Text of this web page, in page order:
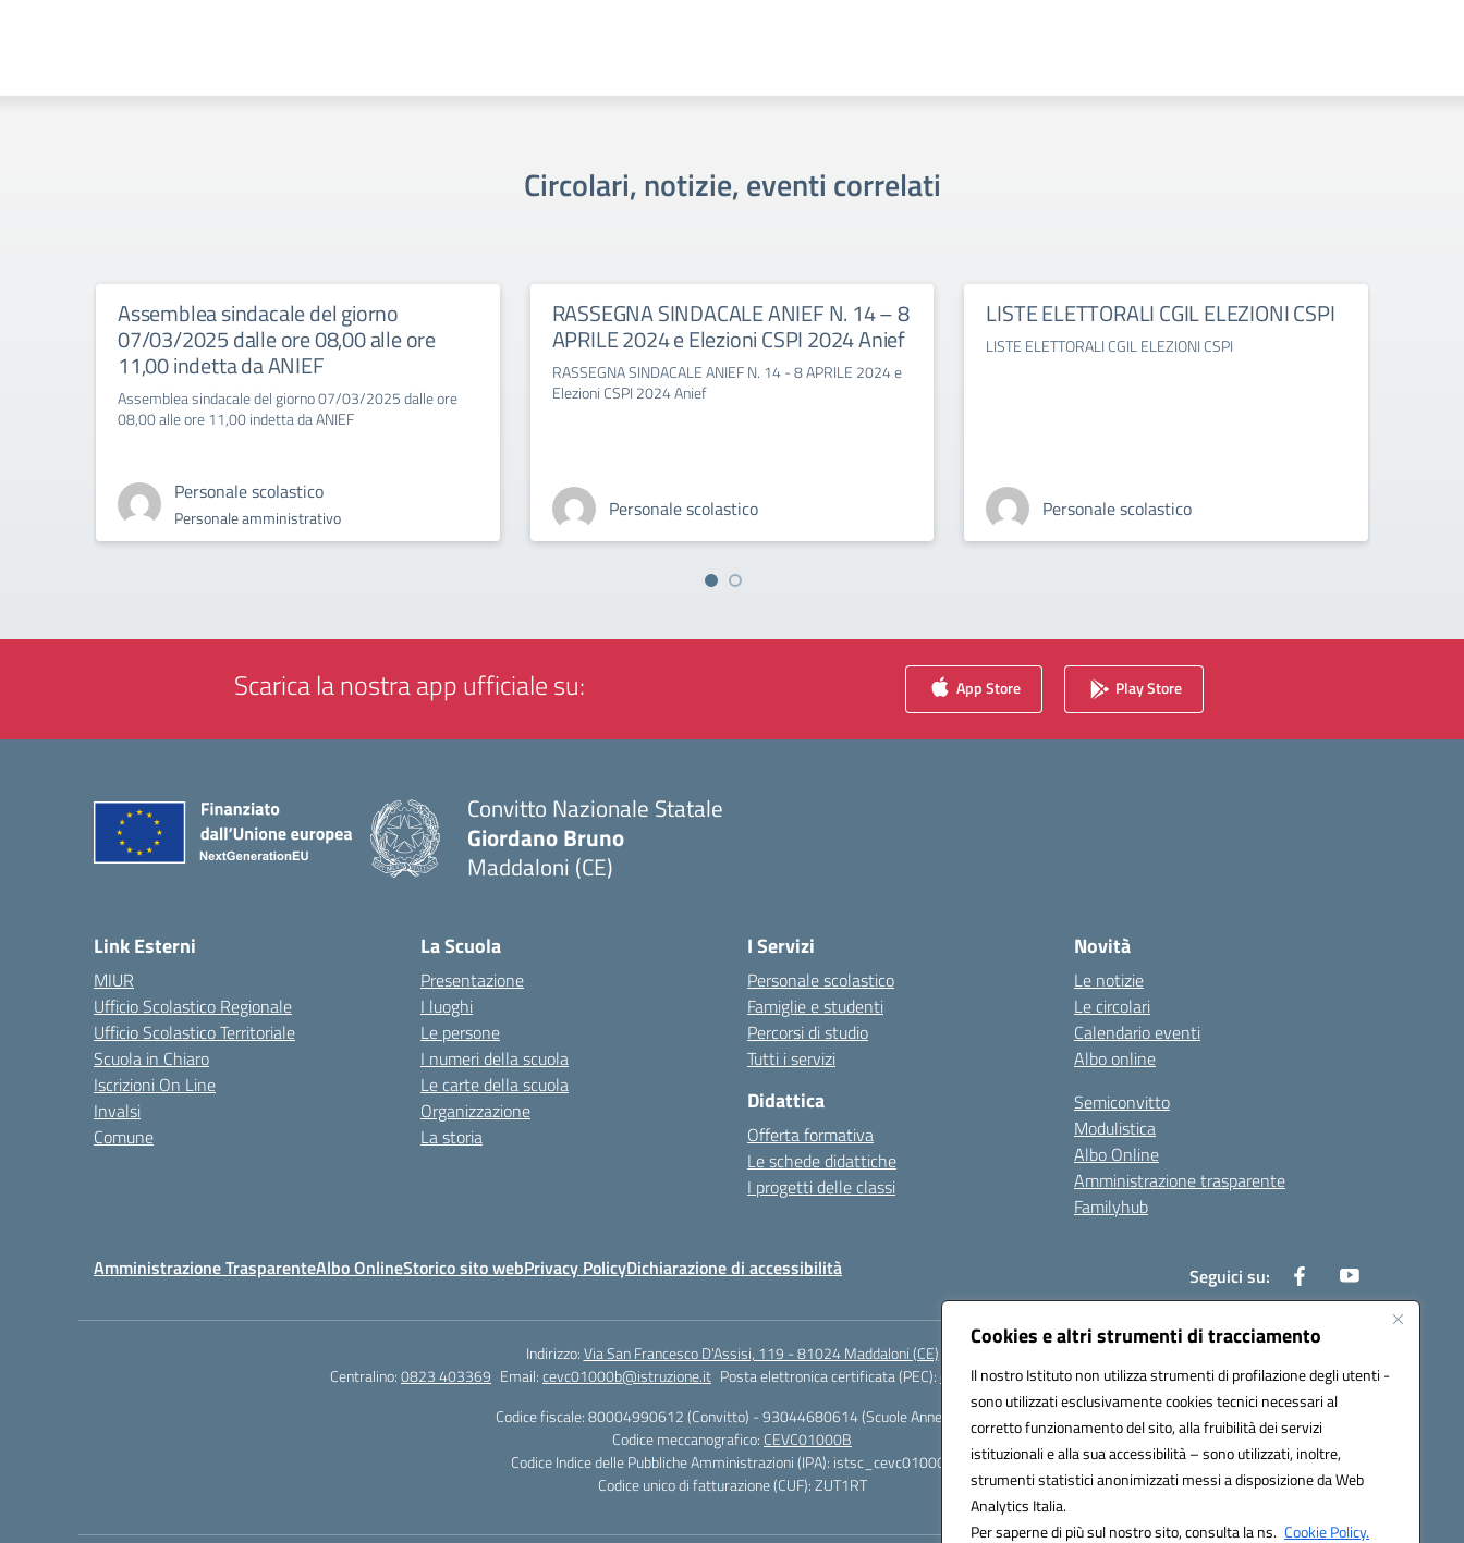
Cookies e altri strumenti di tracciamento
Il nostro Istituto non utilizza strumenti di profilazione degli utenti -
sono utilizzati esclusivamente cookies tecnici necessari al
corretto funzionamento del sito, alla fruibilità dei servizi
istituzionali e alla sua accessibilità – sono utilizzati, inoltre,
strumenti statistici anonimizzati messi a disposizione da Web
Analytics Italia.
Per saperne di più sul nostro sito, consulta la ns. Cookie Policy.
Circolari, notizie, eventi correlati
Assemblea sindacale del giorno
07/03/2025 dalle ore 08,00 alle ore
11,00 indetta da ANIEF
Assemblea sindacale del giorno 07/03/2025 dalle ore
08,00 alle ore 11,00 indetta da ANIEF
Personale scolastico
Personale amministrativo
RASSEGNA SINDACALE ANIEF N. 14 – 8
APRILE 2024 e Elezioni CSPI 2024 Anief
RASSEGNA SINDACALE ANIEF N. 14 - 8 APRILE 2024 e
Elezioni CSPI 2024 Anief
Personale scolastico
LISTE ELETTORALI CGIL ELEZIONI CSPI
LISTE ELETTORALI CGIL ELEZIONI CSPI
Personale scolastico
Scarica la nostra app ufficiale su: App Store Play Store
Convitto Nazionale Statale
Giordano Bruno
Maddaloni (CE)
Link Esterni
MIUR
Ufficio Scolastico Regionale
Ufficio Scolastico Territoriale
Scuola in Chiaro
Iscrizioni On Line
Invalsi
Comune
La Scuola
Presentazione
I luoghi
Le persone
I numeri della scuola
Le carte della scuola
Organizzazione
La storia
I Servizi
Personale scolastico
Famiglie e studenti
Percorsi di studio
Tutti i servizi
Didattica
Offerta formativa
Le schede didattiche
I progetti delle classi
Novità
Le notizie
Le circolari
Calendario eventi
Albo online
Semiconvitto
Modulistica
Albo Online
Amministrazione trasparente
Familyhub
Amministrazione TrasparenteAlbo OnlineStorico sito webPrivacy PolicyDichiarazione di accessibilità Seguici su:
Indirizzo:Via San Francesco D'Assisi, 119 - 81024 Maddaloni (CE)
Centralino:0823 403369 Email:cevc01000b@istruzione.it Posta elettronica certificata (PEC):cevc01000b@pec.istruzione.it
Codice fiscale: 80004990612 (Convitto) - 93044680614 (Scuole Annesse)
Codice meccanografico: CEVC01000B
Codice Indice delle Pubbliche Amministrazioni (IPA): istsc_cevc01000b
Codice unico di fatturazione (CUF): ZUT1RT